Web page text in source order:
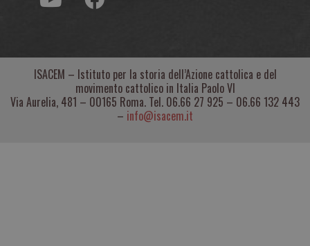
ISACEM – Istituto per la storia dell’Azione cattolica e del
movimento cattolico in Italia Paolo VI
Via Aurelia, 481 – 00165 Roma. Tel. 06.66 27 925 – 06.66 132 443
– info@isacem.it